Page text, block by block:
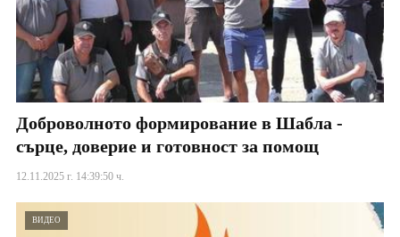
Доброволното формирование в Шабла -
сърце, доверие и готовност за помощ
12.11.2025 г. 14:39:50 ч.
ВИДЕО